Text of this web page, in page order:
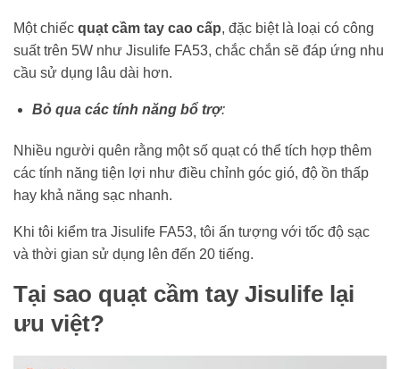
Một chiếc quạt cầm tay cao cấp, đặc biệt là loại có công
suất trên 5W như Jisulife FA53, chắc chắn sẽ đáp ứng nhu
cầu sử dụng lâu dài hơn.
Bỏ qua các tính năng bổ trợ:
Nhiều người quên rằng một số quạt có thể tích hợp thêm
các tính năng tiện lợi như điều chỉnh góc gió, độ ồn thấp
hay khả năng sạc nhanh.
Khi tôi kiểm tra Jisulife FA53, tôi ấn tượng với tốc độ sạc
và thời gian sử dụng lên đến 20 tiếng.
Tại sao quạt cầm tay Jisulife lại
ưu việt?